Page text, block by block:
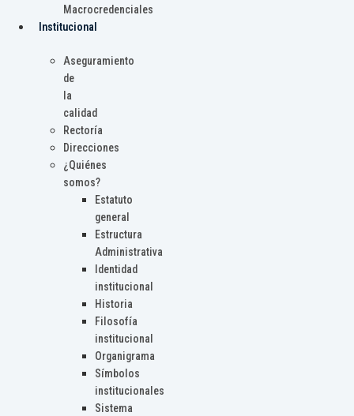
Macrocredenciales
Institucional
Aseguramiento
de
la
calidad
Rectoría
Direcciones
¿Quiénes
somos?
Estatuto
general
Estructura
Administrativa
Identidad
institucional
Historia
Filosofía
institucional
Organigrama
Símbolos
institucionales
Sistema